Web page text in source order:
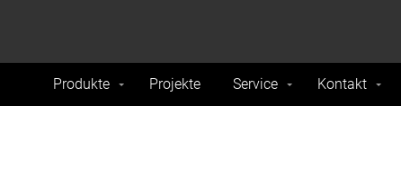
Produkte Projekte Service Kontakt